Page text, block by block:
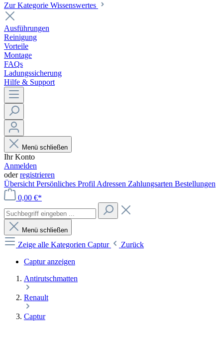
Zur Kategorie Wissenswertes
Ausführungen
Reinigung
Vorteile
Montage
FAQs
Ladungssicherung
Hilfe & Support
Menü schließen
Ihr Konto
Anmelden
oderregistrieren
Übersicht Persönliches Profil Adressen Zahlungsarten Bestellungen
0,00 €*
Menü schließen
Zeige alle Kategorien Captur
Zurück
Captur anzeigen
Antirutschmatten
Renault
Captur